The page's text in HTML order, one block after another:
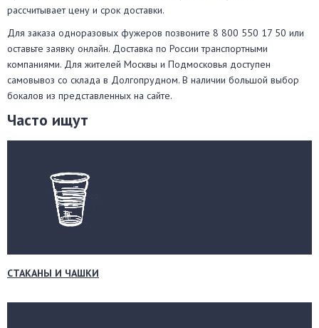
рассчитывает цену и срок доставки.
Для заказа одноразовых фужеров позвоните 8 800 550 17 50 или
оставьте заявку онлайн. Доставка по России транспортными
компаниями. Для жителей Москвы и Подмосковья доступен
самовывоз со склада в Долгопрудном. В наличии большой выбор
бокалов из представленных на сайте.
Часто ищут
СТАКАНЫ И ЧАШКИ